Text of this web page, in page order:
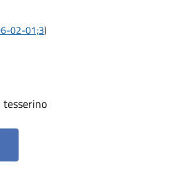
02-01;3)
tesserino